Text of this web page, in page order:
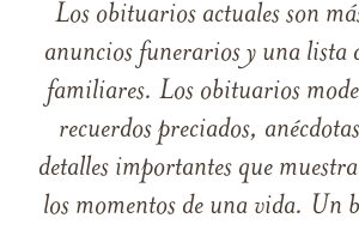
Los obituarios actuales son
anuncios funerarios y una lista
familiares. Los obituarios
recuerdos preciados,
detalles importantes que
los momentos de una vida. Un